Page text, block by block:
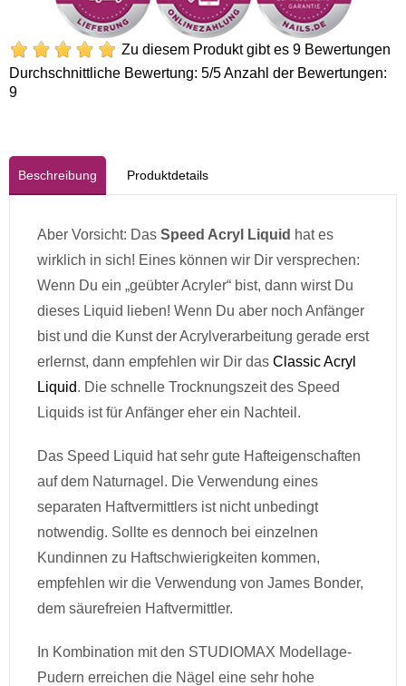
Zu diesem Produkt gibt es 9 Bewertungen
Durchschnittliche Bewertung: 5/5 Anzahl der Bewertungen:
9
Beschreibung Produktdetails
Aber Vorsicht: Das Speed Acryl Liquid hat es
wirklich in sich! Eines können wir Dir versprechen:
Wenn Du ein „geübter Acryler“ bist, dann wirst Du
dieses Liquid lieben! Wenn Du aber noch Anfänger
bist und die Kunst der Acrylverarbeitung gerade erst
erlernst, dann empfehlen wir Dir das Classic Acryl
Liquid. Die schnelle Trocknungszeit des Speed
Liquids ist für Anfänger eher ein Nachteil.
Das Speed Liquid hat sehr gute Hafteigenschaften
auf dem Naturnagel. Die Verwendung eines
separaten Haftvermittlers ist nicht unbedingt
notwendig. Sollte es dennoch bei einzelnen
Kundinnen zu Haftschwierigkeiten kommen,
empfehlen wir die Verwendung von James Bonder,
dem säurefreien Haftvermittler.
In Kombination mit den STUDIOMAX Modellage-
Pudern erreichen die Nägel eine sehr hohe